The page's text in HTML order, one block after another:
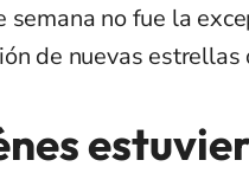
semana no fue la
de nuevas estrellas